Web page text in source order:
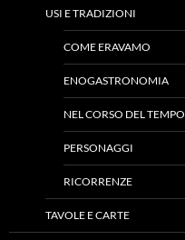
USI E TRADIZIONI
COME ERAVAMO
ENOGASTRONOMIA
NEL CORSO DEL TEMPO
PERSONAGGI
RICORRENZE
TAVOLE E CARTE